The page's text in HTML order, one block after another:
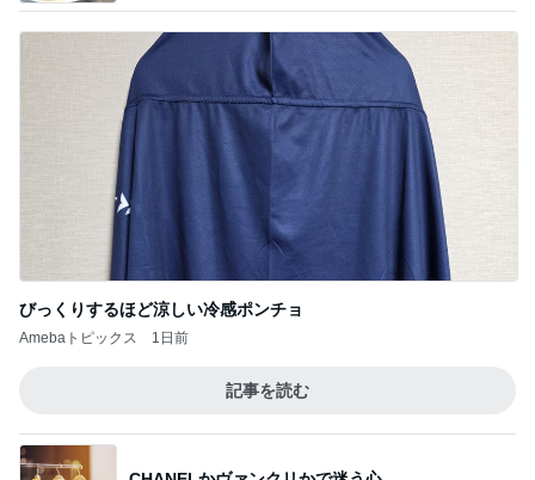
びっくりするほど涼しい冷感ポンチョ
Amebaトピックス 1日前
記事を読む